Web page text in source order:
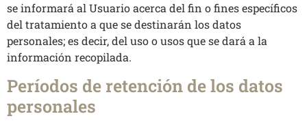
se informará al Usuario acerca del fin o fines específicos
del tratamiento a que se destinarán los datos
personales; es decir, del uso o usos que se dará a la
información recopilada.
Períodos de retención de los datos
personales